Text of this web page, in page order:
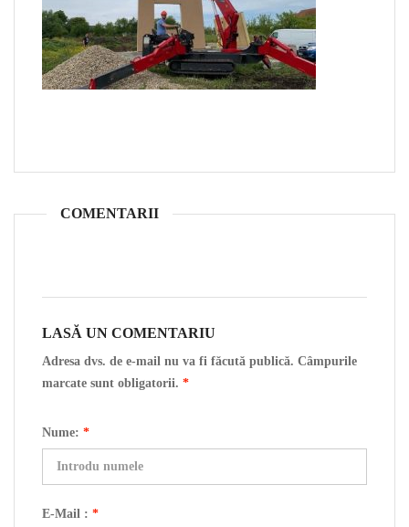
COMENTARII
LASĂ UN COMENTARIU
Adresa dvs. de e-mail nu va fi făcută publică. Câmpurile
marcate sunt obligatorii. *
Nume: *
E-Mail : *